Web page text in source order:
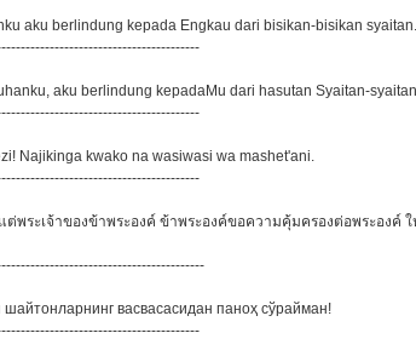
aku berlindung kepada Engkau dari bisikan-bisikan syaitan.
aku berlindung kepadaMu dari hasutan Syaitan-syaitan
Najikinga kwako na wasiwasi wa mashet'ani.
ต่พระเจ้าของข้าพระองค์ ข้าพระองค์ขอความคุ้มครองต่อพระองค์
васвасасидан паноҳ сўрайман!